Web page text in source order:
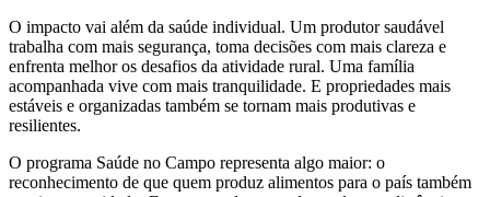
O impacto vai além da saúde individual. Um produtor saudável
trabalha com mais segurança, toma decisões com mais clareza e
enfrenta melhor os desafios da atividade rural. Uma família
acompanhada vive com mais tranquilidade. E propriedades mais
estáveis e organizadas também se tornam mais produtivas e
resilientes.
O programa Saúde no Campo representa algo maior: o
reconhecimento de que quem produz alimentos para o país também